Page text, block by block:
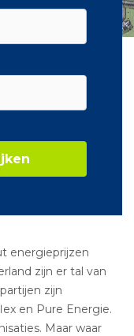
energieprijzen
zijn er tal van
zijn
en Pure Energie.
Maar waar